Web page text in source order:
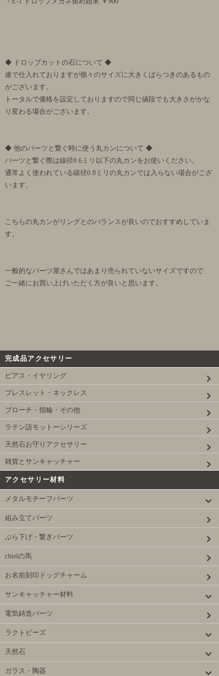
◆ ドロップカットの石について ◆
連で仕入れておりますが個々のサイズに大きくばらつきのあるもの
がございます。
トータルで価格を設定しておりますので同じ値段でも大きさがかな
り変わる場合がございます。
◆ 他のパーツと繋ぐ時に使う丸カンについて ◆
パーツと繋ぐ際は線径0.6ミリ以下の丸カンをお使いください。
通常よく使われている線径0.8ミリの丸カンでは入らない場合がござ
います。
こちらの丸カンがリングとのバランスが良いのでおすすめしていま
す。
一般的なパーツ屋さんではあまり売られていないサイズですので
ご一緒にお買い上げいただく方が良いと思います。
完成品アクセサリー
ピアス・イヤリング
ブレスレット・ネックレス
ブローチ・指輪・その他
ラテン語モットーシリーズ
天然石お守りアクセサリー
雑貨とサンキャッチャー
アクセサリー材料
メタルモチーフパーツ
組み立てパーツ
ぶら下げ・繋ぎパーツ
chielの馬
お名前刻印ドッグチャーム
サンキャッチャー材料
電気鋳造パーツ
ラクトビーズ
天然石
ガラス・陶器